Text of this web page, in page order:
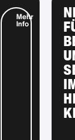
Mehr
Info